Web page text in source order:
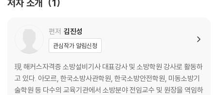
제2장 화재조사의 실시 등
제4장 화재조사 기반구축 등
제3편 화재의 예방 및 안전관리에 관한 법률
제1장 총칙
저자 소개 1
편저 김진성
관심작가 알림신청
現 해커스자격증 소방설비기사 대표강사 및 소방학원 강사로 활동하
고 있다. 아모르, 한국소방사관학원, 한국소방안전학원, 미동소방기
술학원 등 다수의 교육기관에서 소방분야 전임교수 및 원장을 역임하